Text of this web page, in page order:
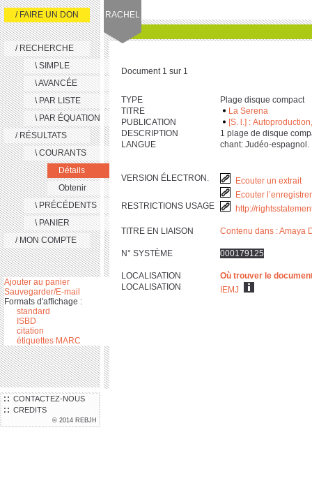
RACHEL
CONTACTEZ-NOUS
CREDITS
© 2014 REBJH
/ FAIRE UN DON
/ RECHERCHE
\ SIMPLE
\ AVANCÉE
\ PAR LISTE
\ PAR ÉQUATION
/ RÉSULTATS
\ COURANTS
Détails
Obtenir
\ PRÉCÉDENTS
\ PANIER
/ MON COMPTE
Ajouter au panier
Sauvegarder/E-mail
Formats d'affichage :
standard
ISBD
citation
étiquettes MARC
Document 1 sur 1
TYPE
Plage disque compact
TITRE
La Serena
PUBLICATION
[S. l.] :
DESCRIPTION
‎1 plage de disque
LANGUE
chant: Judéo-espagnol.
VERSION ÉLECTRON.
Ecouter un extrait
Ecouter
RESTRICTIONS USAGE
http://
TITRE EN LIAISON Contenu dans : Amaya
N° SYSTÈME 000179125
LOCALISATION
Où trouver le
LOCALISATION
IEMJ